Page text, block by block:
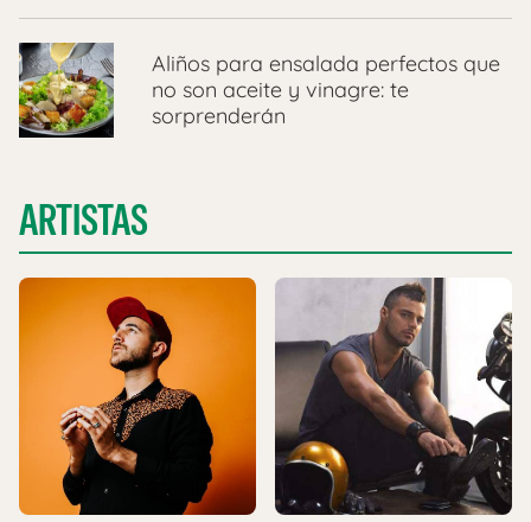
Aliños para ensalada perfectos que
no son aceite y vinagre: te
sorprenderán
ARTISTAS